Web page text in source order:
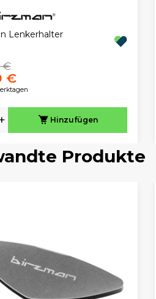
Lenkerhalter
€
€
Hinzufügen
Produkte